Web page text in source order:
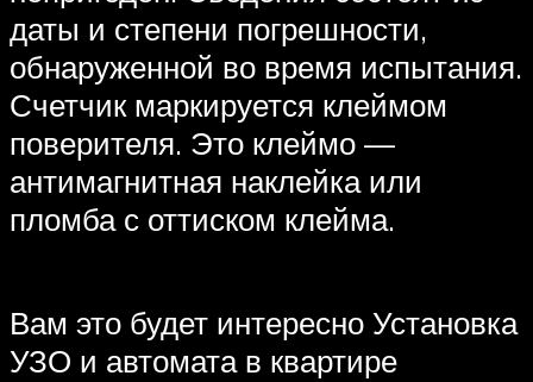
даты и степени погрешности,
обнаруженной во время испытания.
Счетчик маркируется клеймом
поверителя. Это клеймо —
антимагнитная наклейка или
пломба с оттиском клейма.
Вам это будет интересно Установка
УЗО и автомата в квартире